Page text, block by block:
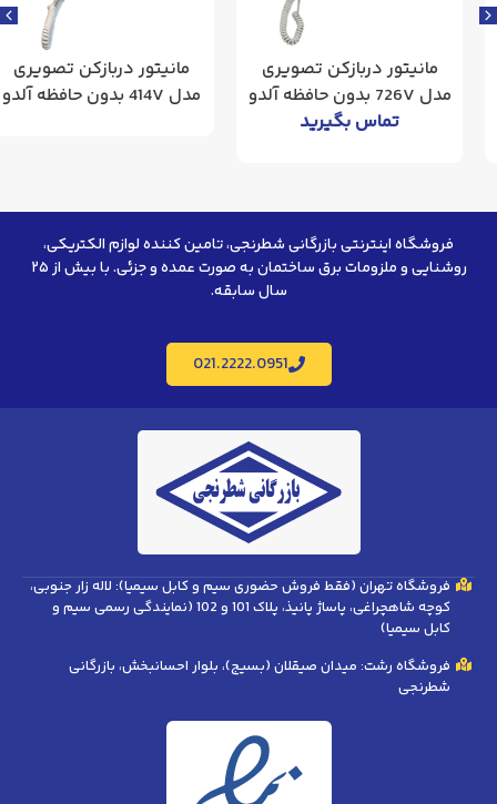
مانیتور دربازکن تصویری
مدل 726V بدون حافظه آلدو
تماس بگیرید
مانیتور دربازکن تصویری
مدل 414V بدون حافظه آلدو
فروشگاه اینترنتی بازرگانی شطرنجی، تامین کننده لوازم الکتریکی،
روشنایی و ملزومات برق ساختمان به صورت عمده و جزئی. با بیش از ۲۵
سال سابقه.
021.2222.0951
فروشگاه تهران (فقط فروش حضوری سیم و کابل سیمیا): لاله زار جنوبی،
کوچه شاهچراغی، پاساژ پانیذ، پلاک 101 و 102 (نمایندگی رسمی سیم و
کابل سیمیا)
فروشگاه رشت: میدان صیقلان (بسیج)، بلوار احسانبخش، بازرگانی
شطرنجی